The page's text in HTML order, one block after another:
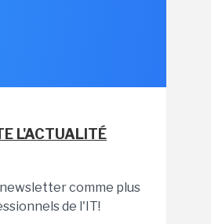
L'ACTUALITÉ
comme plus
de l'IT!